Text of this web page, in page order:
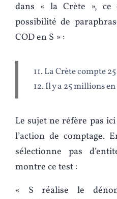
dans « la Crète »,
possibilité de
COD en S » :
11. La Crète compte
12. Il y a 25 millions
Le sujet ne réfère pas
l’action de comptage.
sélectionne pas
montre ce test :
« S réalise le